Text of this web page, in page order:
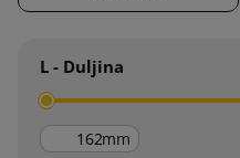
L - Duljina
mm